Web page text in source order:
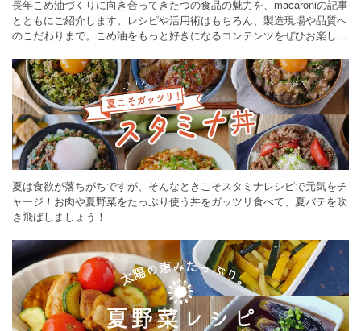
長年こめ油づくりに向き合ってきたつの食品の魅力を、macaroniの記事
とともにご紹介します。レシピや活用術はもちろん、製造現場や品質へ
のこだわりまで。こめ油をもっと好きになるコンテンツをぜひお楽しみ
夏は食欲が落ちがちですが、そんなときこそスタミナレシピで元気をチ
ャージ！お肉や夏野菜をたっぷり使う丼をガッツリ食べて、夏バテを吹
き飛ばしましょう！